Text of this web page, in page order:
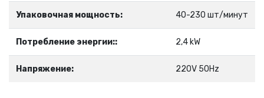
Упаковочная мощность: 40-230 шт/минут
Потребление энергии:: 2,4 kW
Напряжение: 220V 50Hz